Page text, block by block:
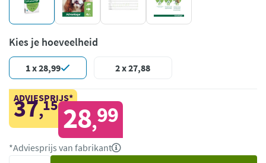
Kies je hoeveelheid
1 x 28,99 2 x 27,88
ADVIESPRIJS*
37,15 28,99
*Adviesprijs van fabrikant